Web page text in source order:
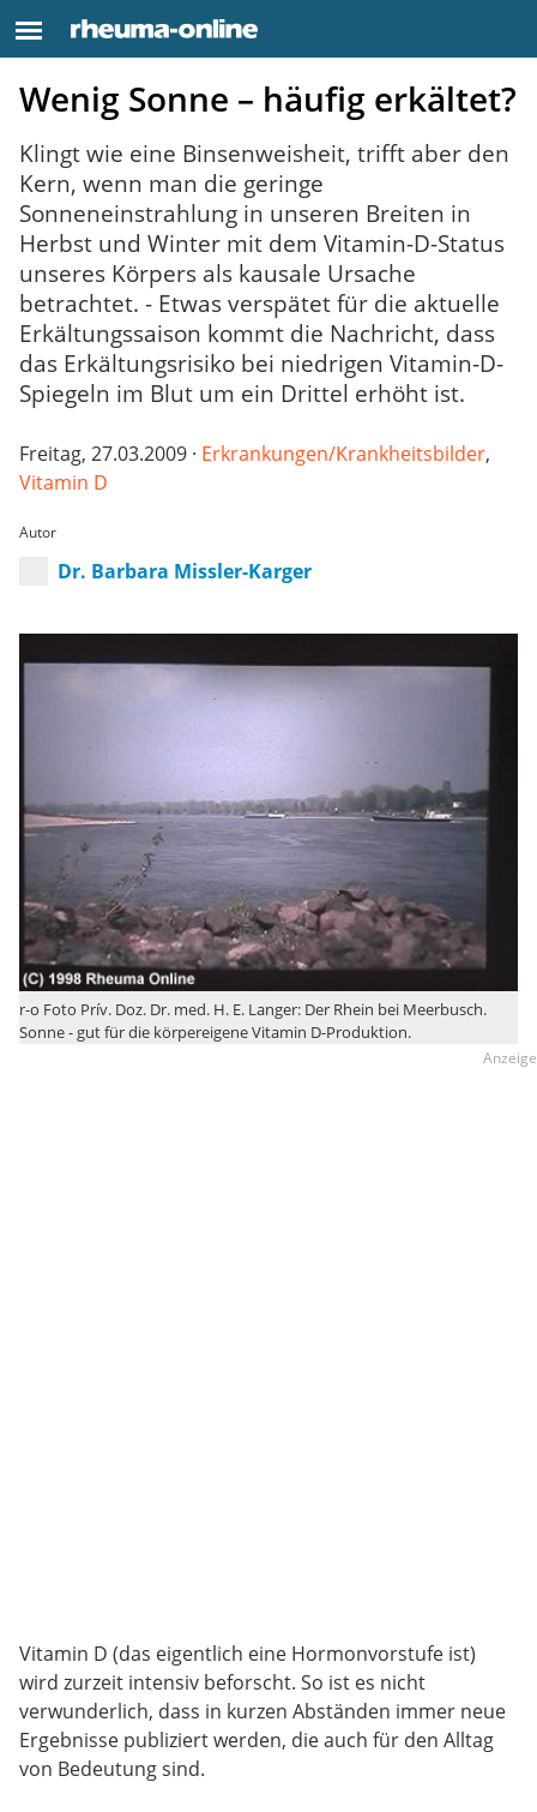
Wenig Sonne – häufig erkältet?
Klingt wie eine Binsenweisheit, trifft aber den
Kern, wenn man die geringe
Sonneneinstrahlung in unseren Breiten in
Herbst und Winter mit dem Vitamin-D-Status
unseres Körpers als kausale Ursache
betrachtet. - Etwas verspätet für die aktuelle
Erkältungssaison kommt die Nachricht, dass
das Erkältungsrisiko bei niedrigen Vitamin-D-
Spiegeln im Blut um ein Drittel erhöht ist.
Freitag, 27.03.2009 · Erkrankungen/Krankheitsbilder,
Vitamin D
Autor
Dr. Barbara Missler-Karger
r-o Foto Prív. Doz. Dr. med. H. E. Langer: Der Rhein bei Meerbusch.
Sonne - gut für die körpereigene Vitamin D-Produktion.
Vitamin D (das eigentlich eine Hormonvorstufe ist)
wird zurzeit intensiv beforscht. So ist es nicht
verwunderlich, dass in kurzen Abständen immer neue
Ergebnisse publiziert werden, die auch für den Alltag
von Bedeutung sind.